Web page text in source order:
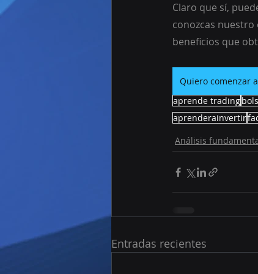
Claro que sí,
conozcas nuestro
beneficios que
Quiero comenzar
aprende trading
aprenderainvertir
Análisis
Entradas recientes